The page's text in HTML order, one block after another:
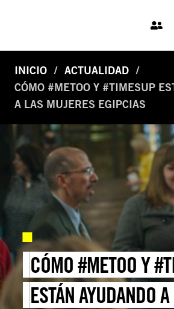
INICIO
ACTUALIDAD
CÓMO #METOO Y #TIMESUP
A LAS MUJERES EGIPCIAS
CÓMO #METOO Y
ESTÁN AYUDANDO